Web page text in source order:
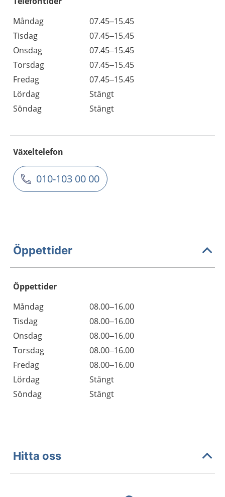
Måndag
07.45–15.45
Tisdag
07.45–15.45
Onsdag
07.45–15.45
Torsdag
07.45–15.45
Fredag
07.45–15.45
Lördag
Stängt
Söndag
Stängt
Växeltelefon
010-103 00 00
Öppettider
Öppettider
Dag
Öppettider
Kommentarer
Måndag
08.00–16.00
Tisdag
08.00–16.00
Onsdag
08.00–16.00
Torsdag
08.00–16.00
Fredag
08.00–16.00
Lördag
Stängt
Söndag
Stängt
Hitta oss